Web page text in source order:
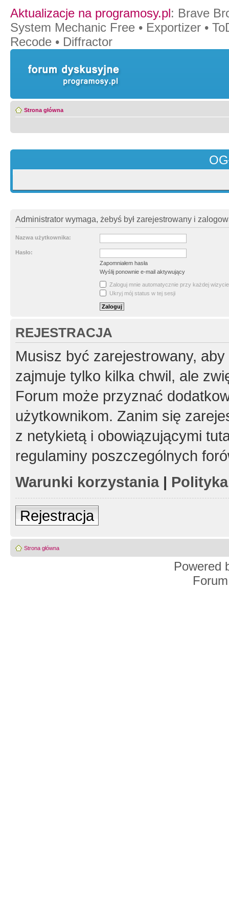
Aktualizacje na programosy.pl: Brave
System Mechanic Free • Exportizer •
Recode • Diffractor
Strona główna
Administrator wymaga, żebyś był zarejestrowany i
Nazwa użytkownika:
Hasło:
Zapomniałem hasła
Wyślij ponownie e-mail aktywujący
Zaloguj mnie automatycznie przy każdej wizycie
Ukryj mój status w tej sesji
REJESTRACJA
Musisz być zarejestrowany,
zajmuje tylko kilka chwil, ale
Forum może przyznać
użytkownikom. Zanim się
z netykietą i obowiązującymi
regulaminy poszczególnych
Warunki korzystania|
Rejestracja
Strona główna
Powered